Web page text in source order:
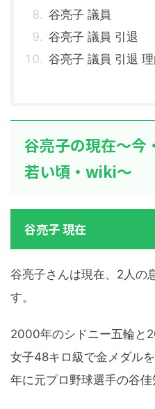
谷亮子 議員
谷亮子 議員 引退
谷亮子 議員 引退
谷亮子の現在～今
若い頃・wiki～
谷亮子 現在
谷亮子さんは現在、2人の
す。
2000年のシドニー五輪と
女子48キロ級で金メダル
年に元プロ野球選手の谷佳